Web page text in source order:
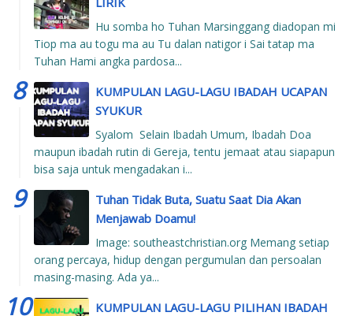
Hu somba ho Tuhan Marsinggang diadopan mi
Tiop ma au togu ma au Tu dalan natigor i Sai tatap ma
Tuhan Hami angka pardosa...
KUMPULAN LAGU-LAGU IBADAH UCAPAN
SYUKUR
Syalom Selain Ibadah Umum, Ibadah Doa
maupun ibadah rutin di Gereja, tentu jemaat atau siapapun
bisa saja untuk mengadakan i...
Tuhan Tidak Buta, Suatu Saat Dia Akan
Menjawab Doamu!
Image: southeastchristian.org Memang setiap
orang percaya, hidup dengan pergumulan dan persoalan
masing-masing. Ada ya...
KUMPULAN LAGU-LAGU PILIHAN IBADAH